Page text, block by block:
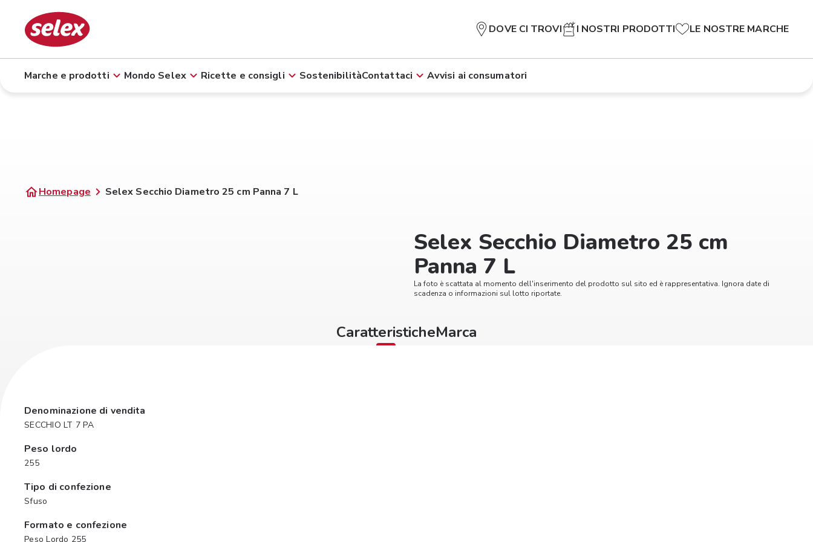
DOVE CI TROVI I NOSTRI PRODOTTI LE NOSTRE MARCHE
Marche e prodotti Mondo Selex Ricette e consigli SostenibilitàContattaci Avvisi ai consumatori
Homepage Selex Secchio Diametro 25 cm Panna 7 L
Selex Secchio Diametro 25 cm
Panna 7 L
La foto è scattata al momento dell'inserimento del prodotto sul sito ed è rappresentativa. Ignora date di
scadenza o informazioni sul lotto riportate.
CaratteristicheMarca
Denominazione di vendita
SECCHIO LT 7 PA
Peso lordo
255
Tipo di confezione
Sfuso
Formato e confezione
Peso Lordo 255